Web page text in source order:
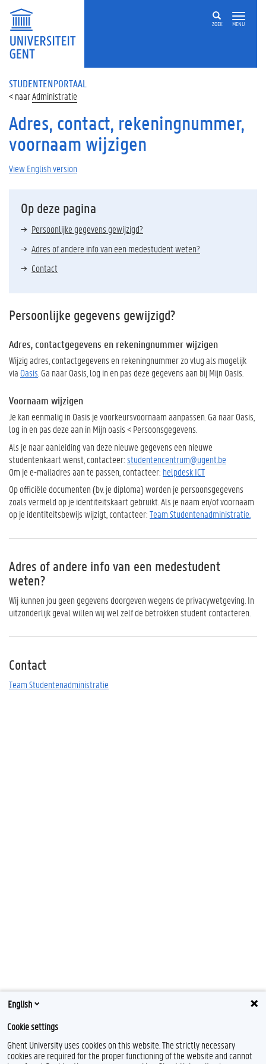
ZOEK MENU
STUDENTENPORTAAL
Administratie
Adres, contact, rekeningnummer,
voornaam wijzigen
View English version
Op deze pagina
Persoonlijke gegevens gewijzigd?
Adres of andere info van een medestudent weten?
Contact
Persoonlijke gegevens gewijzigd?
Adres, contactgegevens en rekeningnummer wijzigen
Wijzig adres, contactgegevens en rekeningnummer zo vlug als mogelijk
via Oasis . Ga naar Oasis, log in en pas deze gegevens aan bij Mijn Oasis.
Voornaam wijzigen
Je kan eenmalig in Oasis je voorkeursvoornaam aanpassen. Ga naar Oasis,
log in en pas deze aan in Mijn oasis < Persoonsgegevens.
Als je naar aanleiding van deze nieuwe gegevens een nieuwe
studentenkaart wenst, contacteer:studentencentrum@ugent.be
Om je e-mailadres aan te passen, contacteer: helpdesk ICT
Op officiële documenten (bv. je diploma) worden je persoonsgegevens
zoals vermeld op je identiteitskaart gebruikt. Als je naam en/of voornaam
op je identiteitsbewijs wijzigt, contacteer:Team Studentenadministratie.
Adres of andere info van een medestudent
weten?
Wij kunnen jou geen gegevens doorgeven wegens de privacywetgeving. In
uitzonderlijk geval willen wij wel zelf de betrokken student contacteren.
Contact
Team Studentenadministratie
English
Cookie settings
Ghent University uses cookies on this website. The strictly necessary
cookies are required for the proper functioning of the website and cannot